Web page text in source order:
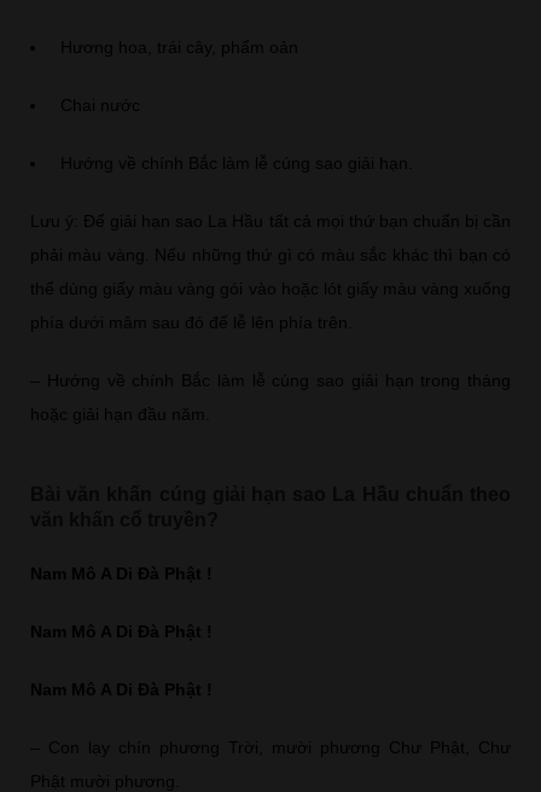
Hương hoa, trái cây, phẩm oản
Chai nước
Hướng về chính Bắc làm lễ cúng sao giải hạn.
Lưu ý: Để giải hạn sao La Hầu tất cả mọi thứ bạn chuẩn bị cần
phải màu vàng. Nếu những thứ gì có màu sắc khác thì bạn có
thể dùng giấy màu vàng gói vào hoặc lót giấy màu vàng xuống
phía dưới mâm sau đó để lễ lên phía trên.
– Hướng về chính Bắc làm lễ cúng sao giải hạn trong tháng
hoặc giải hạn đầu năm.
Nam Mô A Di Đà Phật !
Nam Mô A Di Đà Phật !
Nam Mô A Di Đà Phật !
– Con lạy chín phương Trời, mười phương Chư Phật, Chư
Phật mười phương.